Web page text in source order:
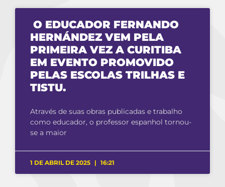
O EDUCADOR FERNANDO
HERNÁNDEZ VEM PELA
PRIMEIRA VEZ A CURITIBA
EM EVENTO PROMOVIDO
PELAS ESCOLAS TRILHAS E
TISTU.
Através de suas obras publicadas e trabalho
como educador, o professor espanhol tornou-
se a maior
1 DE ABRIL DE 2025 16:21